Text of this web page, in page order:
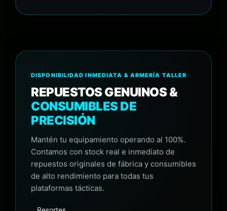
DISPONIBILIDAD INMEDIATA & ARMERÍA TALLER
REPUESTOS GENUINOS &
CONSUMIBLES DE
PRECISIÓN
Mantén tu equipamiento operando al 100%.
Contamos con stock real e inmediato de
repuestos originales de fábrica y consumibles
de alto rendimiento para todas tus
plataformas tácticas.